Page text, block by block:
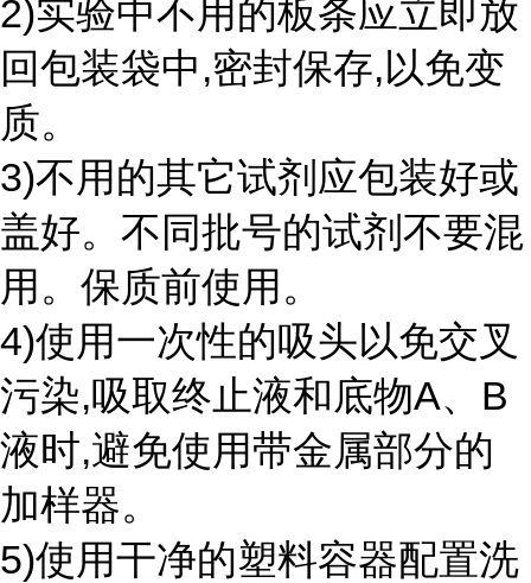
2)实验中不用的板条应立即放
回包装袋中,密封保存,以免变
质。
3)不用的其它试剂应包装好或
盖好。不同批号的试剂不要混
用。保质前使用。
4)使用一次性的吸头以免交叉
污染,吸取终止液和底物A、B
液时,避免使用带金属部分的
加样器。
5)使用干净的塑料容器配置洗